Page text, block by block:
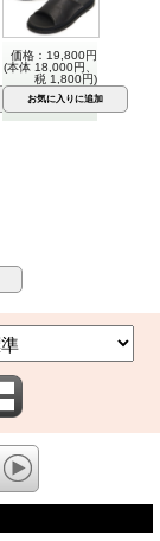
価格：19,800円
(本体 18,000円、
税 1,800円)